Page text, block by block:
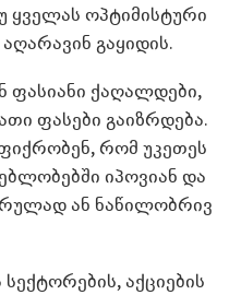
ყველას ოპტიმისტური
აღარავინ გაყიდის.
ფასიანი ქაღალდები,
ფასები გაიზრდება.
რომ უკეთეს
იპოვიან და
ან ნაწილობრივ
აქციების